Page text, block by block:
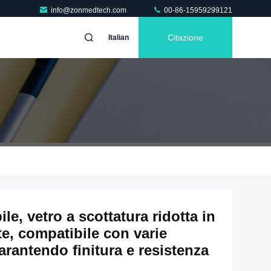
info@zonmedtech.com 00-86-15959299121
Italian Citazione
vetro a scottatura ridotta in
compatibile con varie
finitura e resistenza